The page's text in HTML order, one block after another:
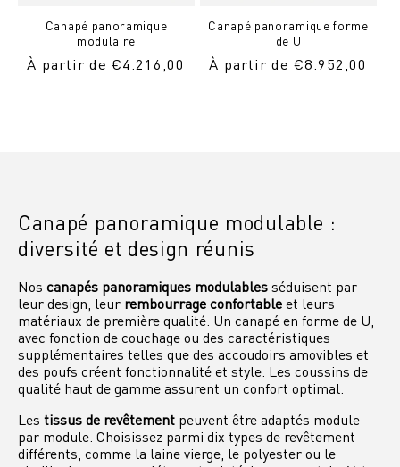
Canapé panoramique
modulaire
Prix
À partir de €4.216,00
Canapé panoramique forme
de U
Prix
À partir de €8.952,00
Canapé panoramique modulable :
diversité et design réunis
Nos canapés panoramiques modulablesséduisent par
leur design, leur rembourrage confortableet leurs
matériaux de première qualité. Un canapé en forme de U,
avec fonction de couchage ou des caractéristiques
supplémentaires telles que des accoudoirs amovibles et
des poufs créent fonctionnalité et style. Les coussins de
qualité haut de gamme assurent un confort optimal.
Les tissus de revêtement peuvent être adaptés module
par module. Choisissez parmi dix types de revêtement
différents, comme la laine vierge, le polyester ou le